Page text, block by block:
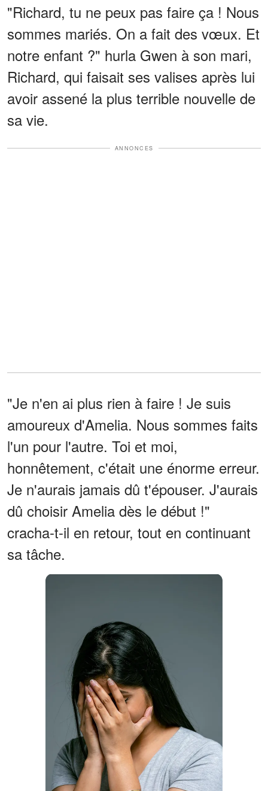
"Richard, tu ne peux pas faire ça ! Nous
sommes mariés. On a fait des vœux. Et
notre enfant ?" hurla Gwen à son mari,
Richard, qui faisait ses valises après lui
avoir assené la plus terrible nouvelle de
sa vie.
ANNONCES
"Je n'en ai plus rien à faire ! Je suis
amoureux d'Amelia. Nous sommes faits
l'un pour l'autre. Toi et moi,
honnêtement, c'était une énorme erreur.
Je n'aurais jamais dû t'épouser. J'aurais
dû choisir Amelia dès le début !"
cracha-t-il en retour, tout en continuant
sa tâche.